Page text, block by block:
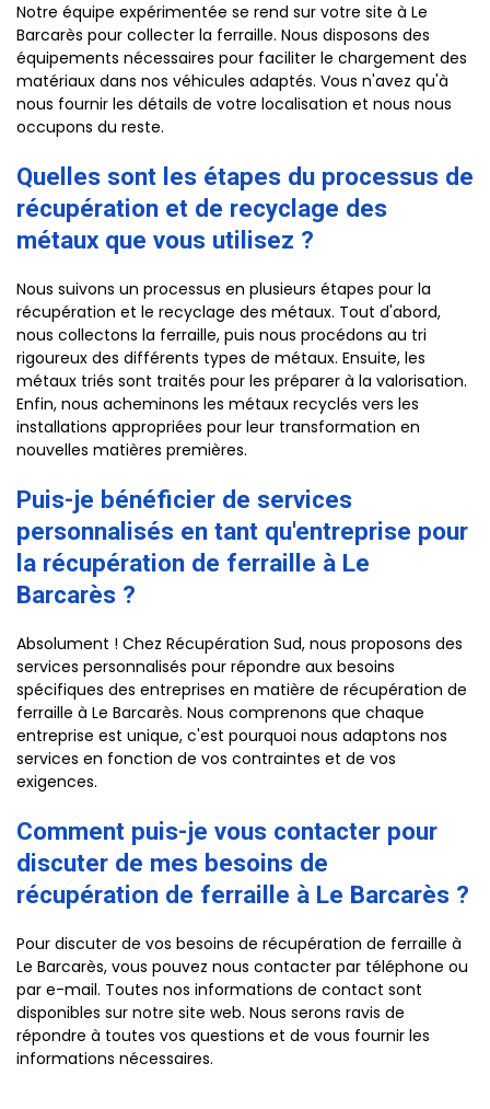
Notre équipe expérimentée se rend sur votre site à Le
Barcarès pour collecter la ferraille. Nous disposons des
équipements nécessaires pour faciliter le chargement des
matériaux dans nos véhicules adaptés. Vous n'avez qu'à
nous fournir les détails de votre localisation et nous nous
occupons du reste.
Quelles sont les étapes du processus de
récupération et de recyclage des
métaux que vous utilisez ?
Nous suivons un processus en plusieurs étapes pour la
récupération et le recyclage des métaux. Tout d'abord,
nous collectons la ferraille, puis nous procédons au tri
rigoureux des différents types de métaux. Ensuite, les
métaux triés sont traités pour les préparer à la valorisation.
Enfin, nous acheminons les métaux recyclés vers les
installations appropriées pour leur transformation en
nouvelles matières premières.
Puis-je bénéficier de services
personnalisés en tant qu'entreprise pour
la récupération de ferraille à Le
Barcarès ?
Absolument ! Chez Récupération Sud, nous proposons des
services personnalisés pour répondre aux besoins
spécifiques des entreprises en matière de récupération de
ferraille à Le Barcarès. Nous comprenons que chaque
entreprise est unique, c'est pourquoi nous adaptons nos
services en fonction de vos contraintes et de vos
exigences.
Comment puis-je vous contacter pour
discuter de mes besoins de
récupération de ferraille à Le Barcarès ?
Pour discuter de vos besoins de récupération de ferraille à
Le Barcarès, vous pouvez nous contacter par téléphone ou
par e-mail. Toutes nos informations de contact sont
disponibles sur notre site web. Nous serons ravis de
répondre à toutes vos questions et de vous fournir les
informations nécessaires.